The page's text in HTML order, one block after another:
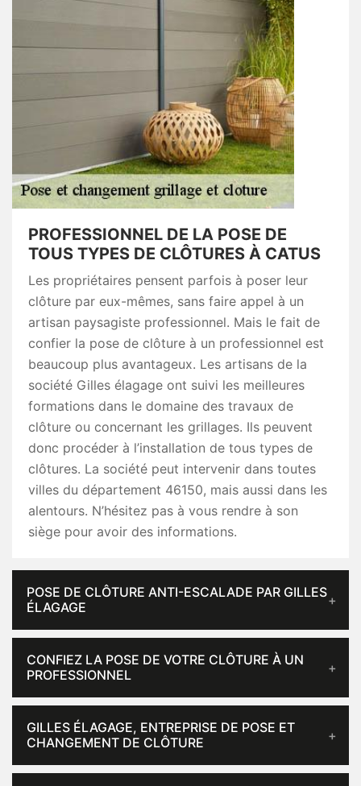
PROFESSIONNEL DE LA POSE DE
TOUS TYPES DE CLÔTURES À CATUS
Les propriétaires pensent parfois à poser leur
clôture par eux-mêmes, sans faire appel à un
artisan paysagiste professionnel. Mais le fait de
confier la pose de clôture à un professionnel est
beaucoup plus avantageux. Les artisans de la
société Gilles élagage ont suivi les meilleures
formations dans le domaine des travaux de
clôture ou concernant les grillages. Ils peuvent
donc procéder à l’installation de tous types de
clôtures. La société peut intervenir dans toutes
villes du département 46150, mais aussi dans les
alentours. N’hésitez pas à vous rendre à son
siège pour avoir des informations.
POSE DE CLÔTURE ANTI-ESCALADE PAR GILLES
ÉLAGAGE
CONFIEZ LA POSE DE VOTRE CLÔTURE À UN
PROFESSIONNEL
GILLES ÉLAGAGE, ENTREPRISE DE POSE ET
CHANGEMENT DE CLÔTURE